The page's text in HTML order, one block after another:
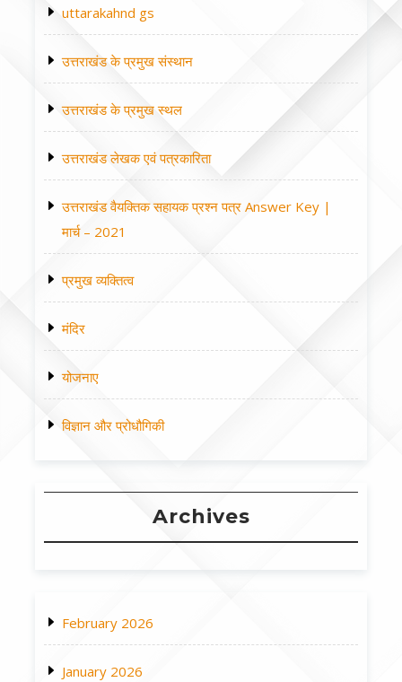
uttarakahnd gs
उत्तराखंड के प्रमुख संस्थान
उत्तराखंड के प्रमुख स्थल
उत्तराखंड लेखक एवं पत्रकारिता
उत्तराखंड वैयक्तिक सहायक प्रश्न पत्र Answer Key |
मार्च – 2021
प्रमुख व्यक्तित्व
मंदिर
योजनाए
विज्ञान और प्रोधौगिकी
Archives
February 2026
January 2026